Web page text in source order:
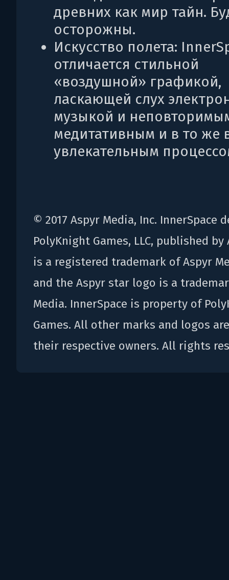
древних как мир тайн.
осторожны.
Искусство полета:
отличается стильной
«воздушной» графикой,
ласкающей слух
музыкой и
медитативным и в то же
увлекательным
© 2017 Aspyr Media, Inc. InnerSpace
PolyKnight Games, LLC, published by
is a registered trademark of Aspyr
and the Aspyr star logo is a
Media. InnerSpace is property of
Games. All other marks and logos
their respective owners. All rights